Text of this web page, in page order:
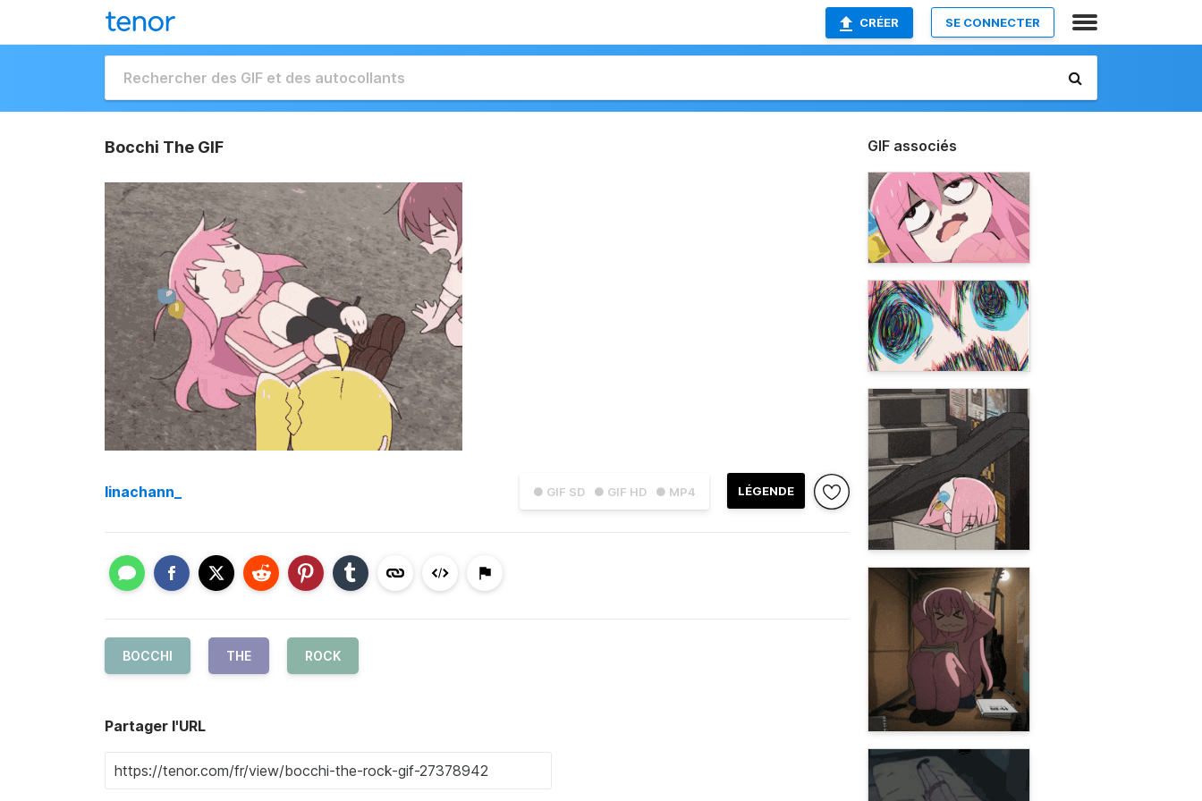
CRÉER SE CONNECTER
Bocchi The GIF
● GIF SD ● GIF HD ● MP4 LÉGENDE
linachann_
BOCCHI THE ROCK
Partager l'URL
GIF associés